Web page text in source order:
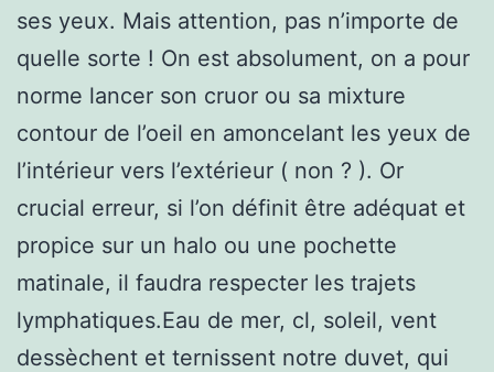
ses yeux. Mais attention, pas n’importe de
quelle sorte ! On est absolument, on a pour
norme lancer son cruor ou sa mixture
contour de l’oeil en amoncelant les yeux de
l’intérieur vers l’extérieur ( non ? ). Or
crucial erreur, si l’on définit être adéquat et
propice sur un halo ou une pochette
matinale, il faudra respecter les trajets
lymphatiques.Eau de mer, cl, soleil, vent
dessèchent et ternissent notre duvet, qui